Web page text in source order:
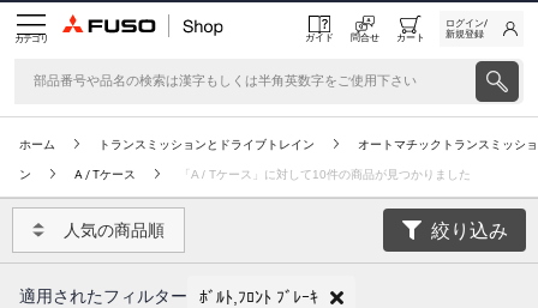
カテゴリ ガイド 問合せ カート
ログイン/
新規登録
ホーム トランスミッションとドライブトレイン オートマチックトランスミッショ
ン A / Tケース 「A / Tケース」に対して10件の商品が見つかりました
人気の商品順 絞り込み
適用されたフィルター ﾎﾞﾙﾄ,ﾌﾛﾝﾄ ﾌﾞﾚｰｷ